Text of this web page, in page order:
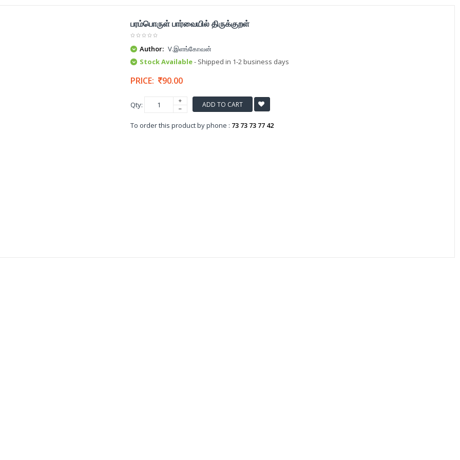
பரம்பொருள் பார்வையில் திருக்குறள்
Author: V.இளங்கோவன்
Stock Available- Shipped in 1-2 business days
PRICE: 90.00
Qty: ADD TO CART
To order this product by phone : 73 73 73 77 42